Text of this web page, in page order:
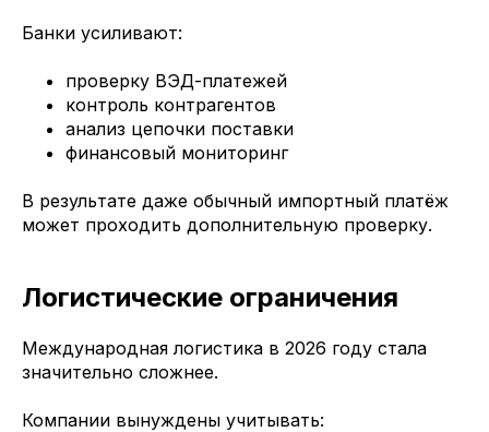
Банки усиливают:
проверку ВЭД-платежей
контроль контрагентов
анализ цепочки поставки
финансовый мониторинг
В результате даже обычный импортный платёж
может проходить дополнительную проверку.
Логистические ограничения
Международная логистика в 2026 году стала
значительно сложнее.
Компании вынуждены учитывать: